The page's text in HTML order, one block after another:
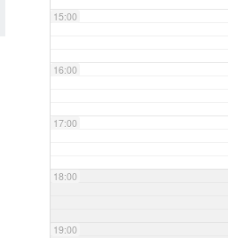
15:00
16:00
17:00
18:00
19:00